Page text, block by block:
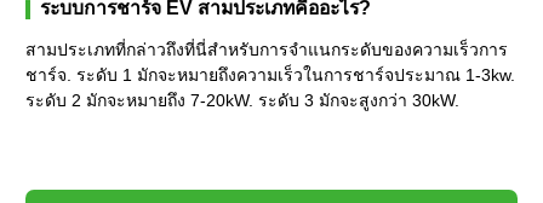
ระบบการชาร์จ EV สามประเภทคืออะไร?
สามประเภทที่กล่าวถึงที่นี่สำหรับการจำแนกระดับของความเร็วการ
ชาร์จ. ระดับ 1 มักจะหมายถึงความเร็วในการชาร์จประมาณ 1-3kw.
ระดับ 2 มักจะหมายถึง 7-20kW. ระดับ 3 มักจะสูงกว่า 30kW.